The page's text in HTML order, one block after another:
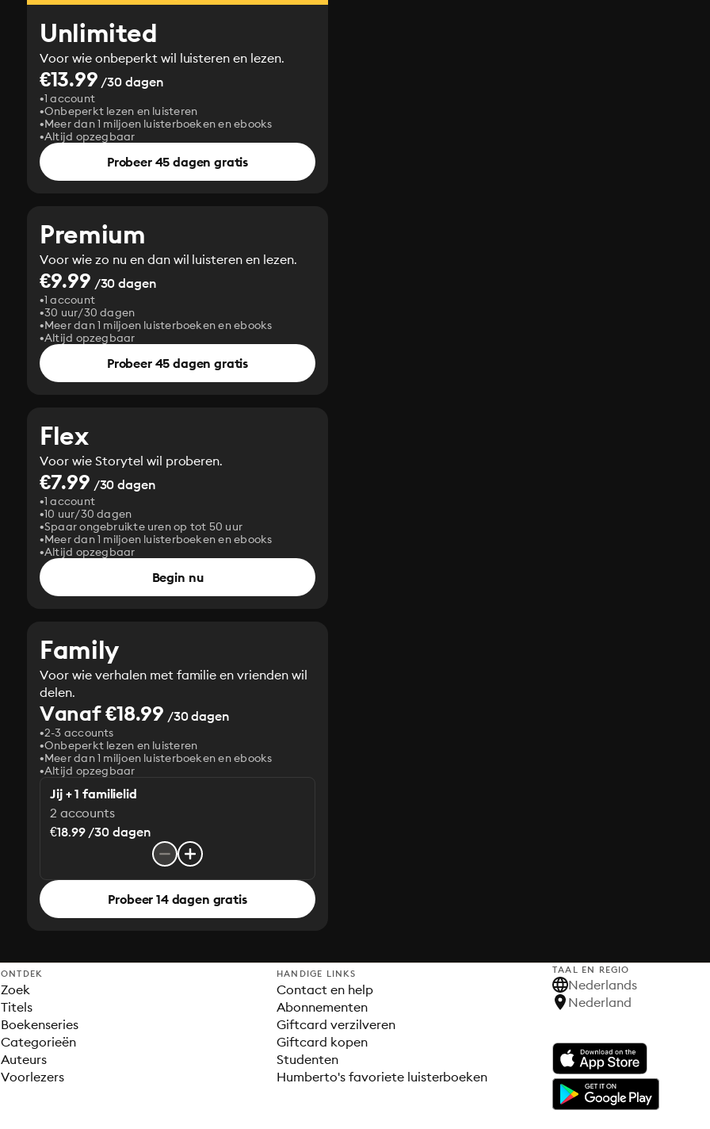
Unlimited
Voor wie onbeperkt wil luisteren en lezen.
€13.99 /30 dagen
1 account
Onbeperkt lezen en luisteren
Meer dan 1 miljoen luisterboeken en ebooks
Altijd opzegbaar
Probeer 45 dagen gratis
Premium
Voor wie zo nu en dan wil luisteren en lezen.
€9.99 /30 dagen
1 account
30 uur/30 dagen
Meer dan 1 miljoen luisterboeken en ebooks
Altijd opzegbaar
Probeer 45 dagen gratis
Flex
Voor wie Storytel wil proberen.
€7.99 /30 dagen
1 account
10 uur/30 dagen
Spaar ongebruikte uren op tot 50 uur
Meer dan 1 miljoen luisterboeken en ebooks
Altijd opzegbaar
Begin nu
Family
Voor wie verhalen met familie en vrienden wil
delen.
Vanaf €18.99 /30 dagen
2-3 accounts
Onbeperkt lezen en luisteren
Meer dan 1 miljoen luisterboeken en ebooks
Altijd opzegbaar
Jij + 1 familielid
2 accounts
€18.99 /30 dagen
Probeer 14 dagen gratis
ONTDEK
Zoek
Titels
Boekenseries
Categorieën
Auteurs
Voorlezers
HANDIGE LINKS
Contact en help
Abonnementen
Giftcard verzilveren
Giftcard kopen
Studenten
Humberto's favoriete luisterboeken
TAAL EN REGIO
Nederlands
Nederland